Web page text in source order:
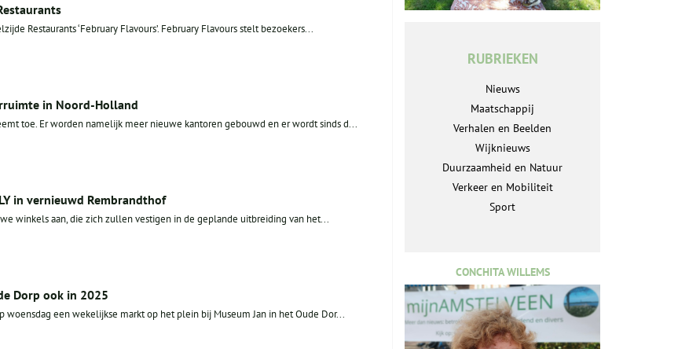
Restaurants ‘February Flavours’. February Flavours stelt bezoekers...
in Noord-Holland
toe. Er worden namelijk meer nieuwe kantoren gebouwd en er wordt sinds d...
in vernieuwd Rembrandthof
winkels aan, die zich zullen vestigen in de geplande uitbreiding van het...
Dorp ook in 2025
woensdag een wekelijkse markt op het plein bij Museum Jan in het Oude Dor...
RUBRIEKEN
Nieuws
Maatschappij
Verhalen en Beelden
Wijknieuws
Duurzaamheid en Natuur
Verkeer en Mobiliteit
Sport
CONCHITA WILLEMS